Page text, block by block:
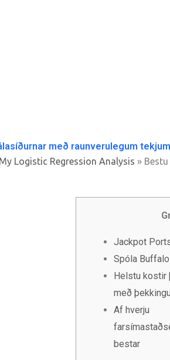
með raunverulegum
Logistic Regression Analysis »
Jackpot
Spóla Buffalo
Helstu
með þekkingu
Af hverju
bestar